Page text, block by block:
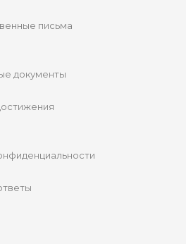
письма
документы